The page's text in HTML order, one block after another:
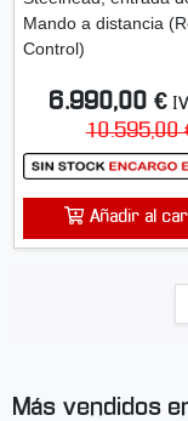
Mando a distancia
Control)
6.990,00 €
10.595,00
Añadir al
Más vendidos